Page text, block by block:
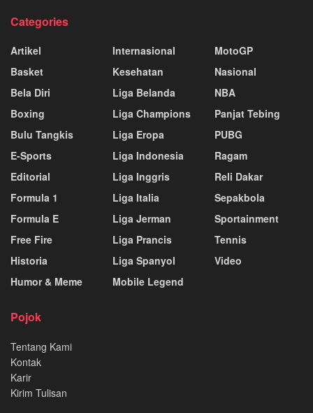
Categories
Artikel
Basket
Bela Diri
Boxing
Bulu Tangkis
E-Sports
Editorial
Formula 1
Formula E
Free Fire
Historia
Humor & Meme
Internasional
Kesehatan
Liga Belanda
Liga Champions
Liga Eropa
Liga Indonesia
Liga Inggris
Liga Italia
Liga Jerman
Liga Prancis
Liga Spanyol
Mobile Legend
MotoGP
Nasional
NBA
Panjat Tebing
PUBG
Ragam
Reli Dakar
Sepakbola
Sportainment
Tennis
Video
Pojok
Tentang Kami
Kontak
Karir
Kirim Tulisan